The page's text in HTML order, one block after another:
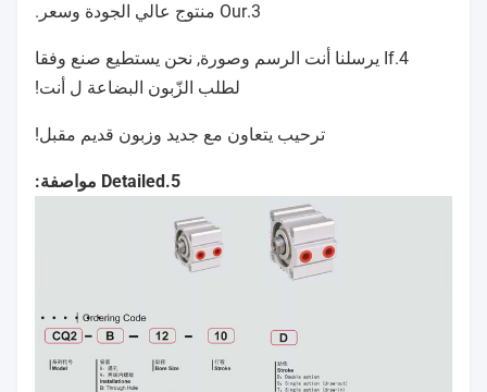
3.Our منتوج عالي الجودة وسعر.
4.If يرسلنا أنت الرسم وصورة, نحن يستطيع صنع وفقا
لطلب الزّبون البضاعة ل أنت!
ترحيب يتعاون مع جديد وزبون قديم مقبل!
5.Detailed مواصفة: